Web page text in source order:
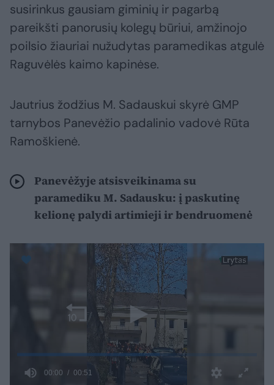
susirinkus gausiam giminių ir pagarbą
pareikšti panorusių kolegų būriui, amžinojo
poilsio žiauriai nužudytas paramedikas atgulė
Raguvėlės kaimo kapinėse.
Jautrius žodžius M. Sadauskui skyrė GMP
tarnybos Panevėžio padalinio vadovė Rūta
Ramoškienė.
Panevėžyje atsisveikinama su
paramediku M. Sadausku: į paskutinę
kelionę palydi artimieji ir bendruomenė